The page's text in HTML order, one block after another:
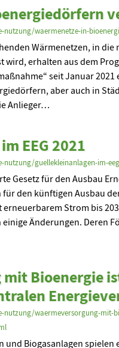
nutzung/waermenetze-in-
Wärmenetzen, in die
wird, erhalten aus dem
seit Januar
aber auch in
Anlieger…
EEG 2021
guellekleinanlagen-im-
Gesetz für den Ausbau
den künftigen Ausbau
erneuerbarem Strom bis
Änderungen. Deren
mit Bioenergie
nutzung/waermeversorgung-mit-
und Biogasanlagen spielen